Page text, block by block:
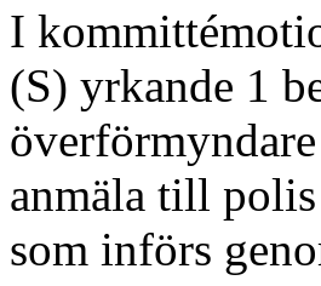
I
(S) yrkande 1
anmäla till
som införs